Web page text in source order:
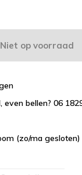
Niet op voorraad
even bellen? 06
(zo/ma gesloten)